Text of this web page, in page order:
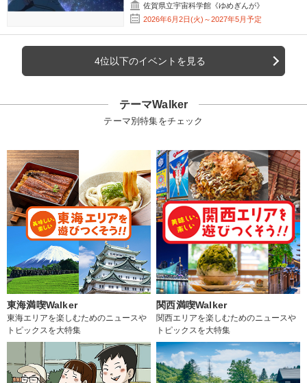
佐賀県立宇宙科学館《ゆめぎんが》
2026年6月2日(火)～2027年5月予定
4位以下のイベントを見る
テーマWalker
テーマ別特集をチェック
東海満喫Walker
東海エリアを楽しむためのニュースや
トピックスを大特集
関西満喫Walker
関西エリアを楽しむためのニュースや
トピックスを大特集